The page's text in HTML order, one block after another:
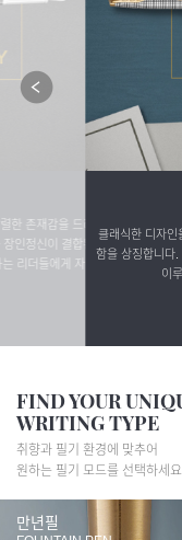
한 존재감을 드러
인정신이 결합된
리더들에게 자신
클래식한 디자인
함을 상징합니다
이
FIND YOUR
WRITING TYPE
취향과 필기 환경에 맞추어
원하는 필기 모드를 선택하세
만년필